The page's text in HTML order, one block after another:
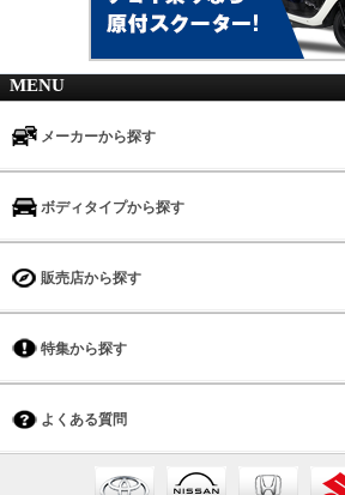
MENU
メーカーから探す
ボディタイプから探す
販売店から探す
特集から探す
よくある質問